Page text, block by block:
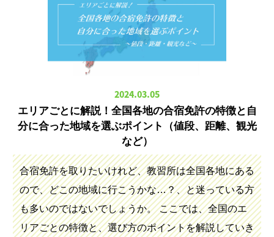
2024.03.05
エリアごとに解説！全国各地の合宿免許の特徴と自
分に合った地域を選ぶポイント（値段、距離、観光
など）
合宿免許を取りたいけれど、教習所は全国各地にある
ので、どこの地域に行こうかな…？、と迷っている方
も多いのではないでしょうか。 ここでは、全国のエ
リアごとの特徴と、選び方のポイントを解説していき